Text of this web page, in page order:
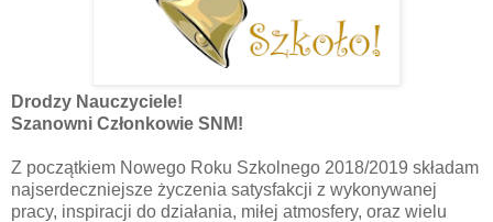
Drodzy Nauczyciele!
Szanowni Członkowie SNM!
Z początkiem Nowego Roku Szkolnego 2018/2019 składam
najserdeczniejsze życzenia satysfakcji z wykonywanej
pracy, inspiracji do działania, miłej atmosfery, oraz wielu